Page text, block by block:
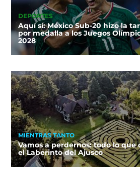
DEPORTES
Aquí sí: México Sub-20 hizo la
por medalla a los Juegos
2028
MIENTRAS TANTO
Vamos a perdernos: todo lo que
el Laberinto del Ajusco